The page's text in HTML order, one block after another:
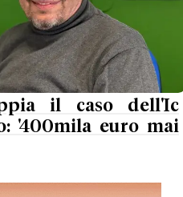
il caso dell'Ic
'400mila euro mai